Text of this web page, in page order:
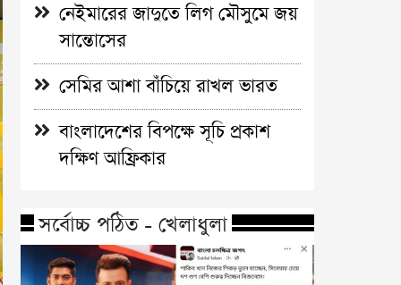
নেইমারের জাদুতে লিগ মৌসুমে জয়
সান্তোসের
সেমির আশা বাঁচিয়ে রাখল ভারত
বাংলাদেশের বিপক্ষে সূচি প্রকাশ
দক্ষিণ আফ্রিকার
সর্বোচ্চ পঠিত - খেলাধুলা